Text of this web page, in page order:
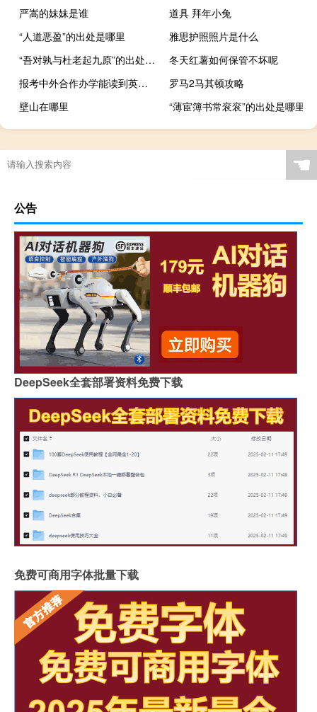
严嵩的妹妹是谁
道具 拜年小兔
“人道恶盈”的出处是哪里
雅思护照照片是什么
“吾对孰与杜老起九原”的出处是哪里
冬天红薯如何保管不坏呢
报考中外合作办学能读到英国华威大学的课程吗
罗马2马其顿攻略
壁山在哪里
“薄宦簿书常衮衮”的出处是哪里
☚
公告
DeepSeek全套部署资料免费下载
免费可商用字体批量下载